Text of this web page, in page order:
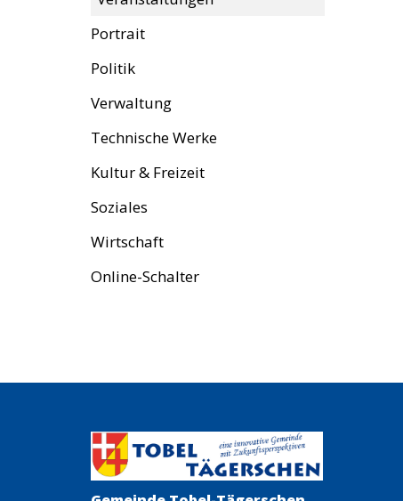
Portrait
Politik
Verwaltung
Technische Werke
Kultur & Freizeit
Soziales
Wirtschaft
Online-Schalter